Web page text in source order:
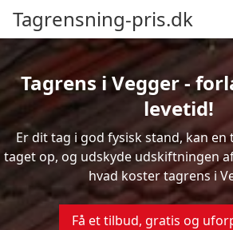
Tagrensning-pris.dk
Tagrens i Vegger -
levetid!
Er dit tag i god fysisk stand, kan
taget op, og udskyde udskiftningen
hvad koster tagrens i
Få et tilbud, gratis og